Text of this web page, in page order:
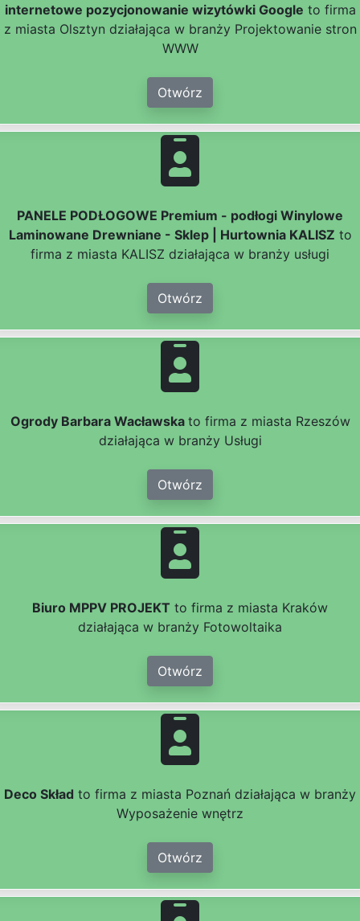
internetowe pozycjonowanie wizytówki Google to firma
z miasta Olsztyn działająca w branży Projektowanie stron
WWW
Otwórz
PANELE PODŁOGOWE Premium - podłogi Winylowe
Laminowane Drewniane - Sklep | Hurtownia KALISZ to
firma z miasta KALISZ działająca w branży usługi
Otwórz
Ogrody Barbara Wacławska to firma z miasta Rzeszów
działająca w branży Usługi
Otwórz
Biuro MPPV PROJEKT to firma z miasta Kraków
działająca w branży Fotowoltaika
Otwórz
Deco Skład to firma z miasta Poznań działająca w branży
Wyposażenie wnętrz
Otwórz